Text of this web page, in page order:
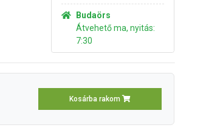
Budaörs
Átvehető ma, nyitás:
7:30
Kosárba rakom